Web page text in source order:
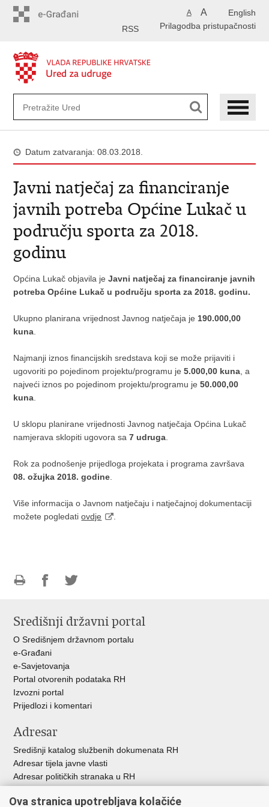
English
A A
Prilagodba pristupačnosti
RSS
Datum zatvaranja: 08.03.2018.
Javni natječaj za financiranje
javnih potreba Općine Lukač u
području sporta za 2018.
godinu
Općina Lukač objavila jeJavni natječaj za financiranje javnih
potreba Općine Lukač u području sporta za 2018. godinu.
Ukupno planirana vrijednost Javnog natječaja je 190.000,00
kuna
Najmanji iznos financijskih sredstava koji se može prijaviti i
ugovoriti po pojedinom projektu/programu je5.000,00 kuna , a
najveći iznos po pojedinom projektu/programu je50.000,00
kuna
U sklopu planirane vrijednosti Javnog natječaja Općina Lukač
namjerava sklopiti ugovora sa7 udruga
Rok za podnošenje prijedloga projekata i programa završava
08. ožujka 2018. godine
Više informacija o Javnom natječaju i natječajnoj dokumentaciji
možete pogledatiovdje
FacebookuTwitteru
Središnji državni portal
O Središnjem državnom portalu
e-Građani
e-Savjetovanja
Portal otvorenih podataka RH
Izvozni portal
Prijedlozi i komentari
Adresar
Središnji katalog službenih dokumenata RH
Adresar tijela javne vlasti
Adresar političkih stranaka u RH
Besplatni telefoni javne uprave
Ova stranica upotrebljava kolačiće